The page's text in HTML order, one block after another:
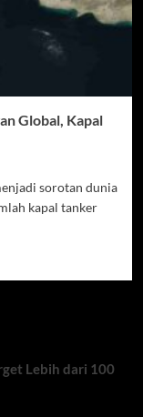
Global, Kapal
sorotan dunia
kapal tanker
Lebih dari 100